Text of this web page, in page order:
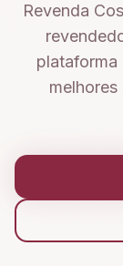
Revenda
plataforma